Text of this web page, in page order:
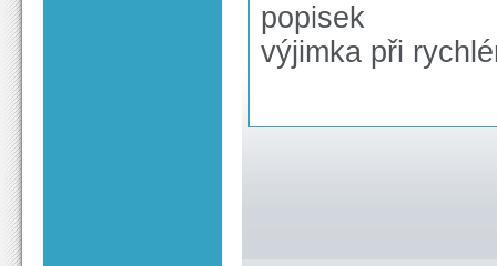
popisek
výjimka při